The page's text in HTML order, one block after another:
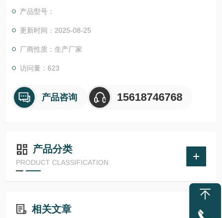
产品型号：
更新时间：2025-08-25
厂商性质：生产厂家
访问量：623
产品咨询 15618746768
产品分类
PRODUCT CLASSIFICATION
相关文章